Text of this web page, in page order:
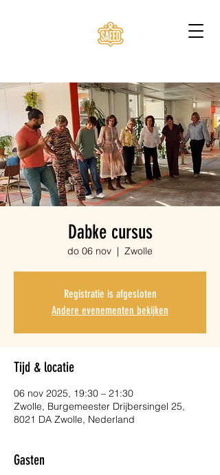
Dabke cursus
do 06 nov
  |
Zwolle
Registratie is afgesloten
Andere evenementen bekijken
Tijd & locatie
06 nov 2025, 19:30 – 21:30
Zwolle, Burgemeester Drijbersingel 25,
8021 DA Zwolle, Nederland
Gasten